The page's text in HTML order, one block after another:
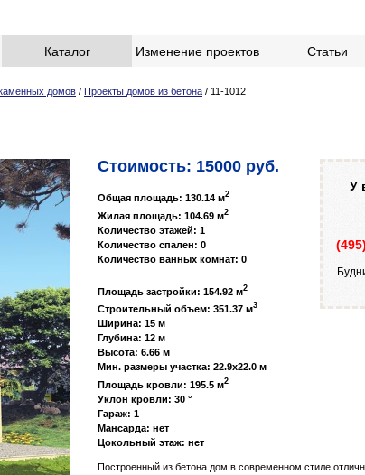
Каталог Изменение проектов Статьи
домов / Проекты домов из бетона / 11-1012
Стоимость: 15000 руб.
Общая площадь: 130.14 м2
Жилая площадь: 104.69 м2
Количество этажей: 1
Количество спален: 0
Количество ванных комнат: 0
Площадь застройки: 154.92 м2
Строительный объем: 351.37 м3
Ширина: 15 м
Глубина: 12 м
Высота: 6.66 м
Мин. размеры участка: 22.9x22.0 м
Площадь кровли: 195.5 м2
Уклон кровли: 30 °
Гараж: 1
Мансарда: нет
Цокольный этаж: нет
У
Построенный из бетона дом в современном стиле